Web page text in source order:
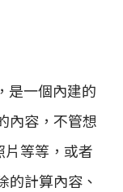
是一個內建的
內容，不管想
等等，或者
的計算內容、